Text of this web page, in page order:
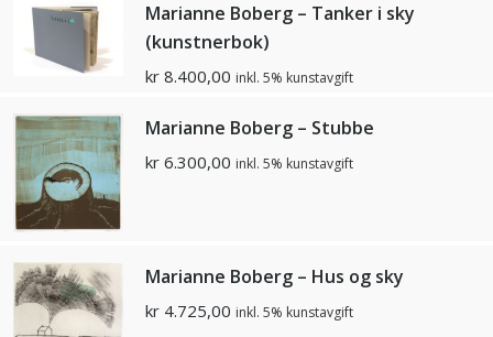
Marianne Boberg – Tanker i sky
(kunstnerbok)
kr 8.400,00 inkl. 5% kunstavgift
Marianne Boberg – Stubbe
kr 6.300,00 inkl. 5% kunstavgift
Marianne Boberg – Hus og sky
kr 4.725,00 inkl. 5% kunstavgift